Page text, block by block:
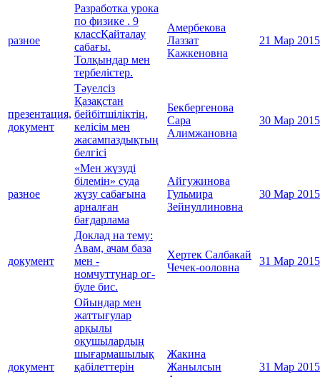
разное
Разработка урока
по физике . 9
классҚайталау
сабағы.
Толқындар мен
тербелістер.
Амербекова
Лаззат
Кажкеновна
21 Мар 2015
презентация,
документ
Тәуелсіз
Қазақстан
бейбітшіліктің,
келісім мен
жасампаздықтың
белгісі
Бекбергенова
Сара
Алимжановна
30 Мар 2015
разное
«Мен жүзуді
білемін» суда
жүзу сабағына
арналған
бағдарлама
Айгужинова
Гульмира
Зейнуллиновна
30 Мар 2015
документ
Доклад на тему:
Авам, ачам база
мен -
номчуттунар ог-
буле бис.
Хертек Салбакай
Чечек-ооловна
31 Мар 2015
документ
Ойындар мен
жаттығулар
арқылы
оқушылардың
шығармашылық
қабілеттерін
Жакина
Жанылсын
31 Мар 2015